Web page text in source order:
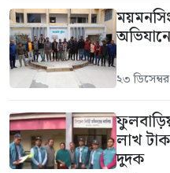
২৩
লাখ
দুদক